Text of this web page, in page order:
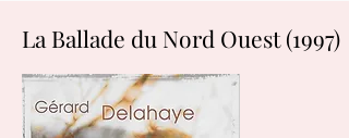
La Ballade du Nord Ouest (1997)